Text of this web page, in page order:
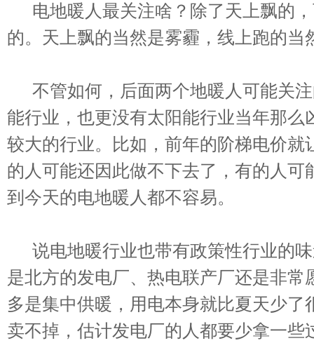
电地暖人最关注啥？除了天上飘的
的。天上飘的当然是雾霾，线上跑的
不管如何，后面两个地暖人可能关
能行业，也更没有太阳能行业当年那
较大的行业。比如，前年的阶梯电价
的人可能还因此做不下去了，有的人
到今天的电地暖人都不容易。
说电地暖行业也带有政策性行业的
是北方的发电厂、热电联产厂还是非
多是集中供暖，用电本身就比夏天少
卖不掉，估计发电厂的人都要少拿一